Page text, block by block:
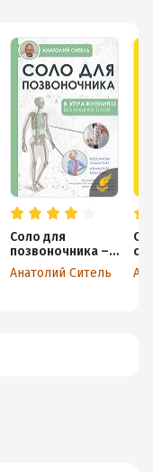
Соло для
позвоночника – в
упражнениях!
Анатолий Ситель
От